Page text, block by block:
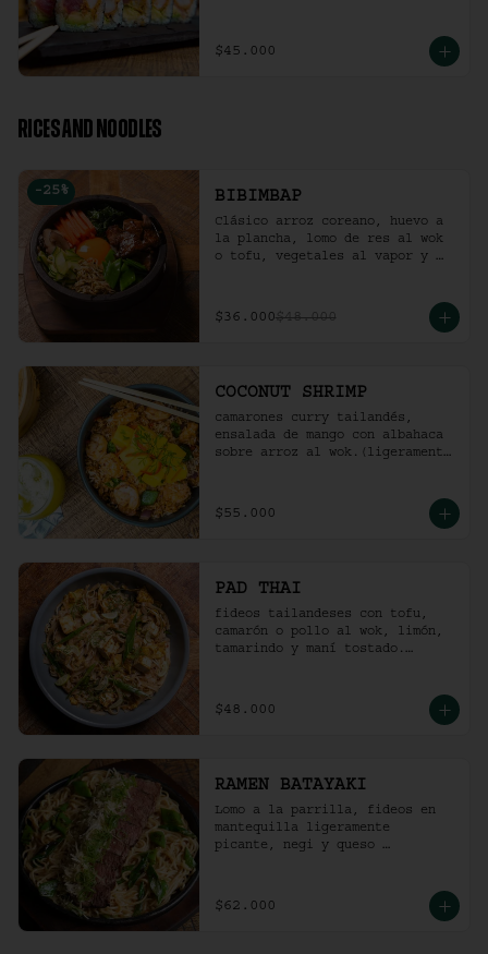
$45.000
RICES AND NOODLES
-25 % BIBIMBAP
Clásico arroz coreano, huevo a
la plancha, lomo de res al wok
o tofu, vegetales al vapor y
$36.000$48.000
COCONUT SHRIMP
camarones curry tailandés,
ensalada de mango con albahaca
sobre arroz al wok.(ligeramente
$55.000
PAD THAI
fideos tailandeses con tofu,
camarón o pollo al wok, limón,
tamarindo y maní tostado.
$48.000
RAMEN BATAYAKI
Lomo a la parrilla, fideos en
mantequilla ligeramente
picante, negi y queso
$62.000